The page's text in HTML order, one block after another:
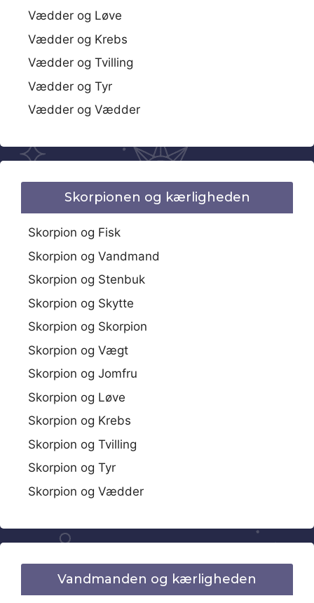
Vædder og Løve
Vædder og Krebs
Vædder og Tvilling
Vædder og Tyr
Vædder og Vædder
Skorpionen og kærligheden
Skorpion og Fisk
Skorpion og Vandmand
Skorpion og Stenbuk
Skorpion og Skytte
Skorpion og Skorpion
Skorpion og Vægt
Skorpion og Jomfru
Skorpion og Løve
Skorpion og Krebs
Skorpion og Tvilling
Skorpion og Tyr
Skorpion og Vædder
Vandmanden og kærligheden